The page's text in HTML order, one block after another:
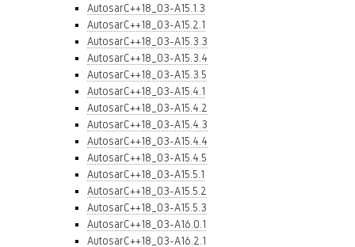
AutosarC++18_03-A15.1.3
AutosarC++18_03-A15.2.1
AutosarC++18_03-A15.3.3
AutosarC++18_03-A15.3.4
AutosarC++18_03-A15.3.5
AutosarC++18_03-A15.4.1
AutosarC++18_03-A15.4.2
AutosarC++18_03-A15.4.3
AutosarC++18_03-A15.4.4
AutosarC++18_03-A15.4.5
AutosarC++18_03-A15.5.1
AutosarC++18_03-A15.5.2
AutosarC++18_03-A15.5.3
AutosarC++18_03-A16.0.1
AutosarC++18_03-A16.2.1